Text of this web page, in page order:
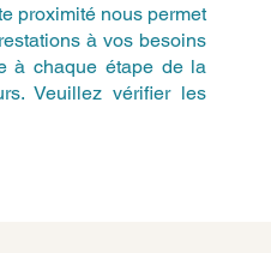
proximité nous permet
à vos besoins
à chaque étape de la
Veuillez vérifier les